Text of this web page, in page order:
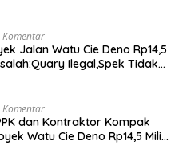
Komentar
Jalan Watu Cie Deno Rp14,5
Ilegal,Spek Tidak
Komentar
dan Kontraktor Kompak
Watu Cie Deno Rp14,5 Miliar